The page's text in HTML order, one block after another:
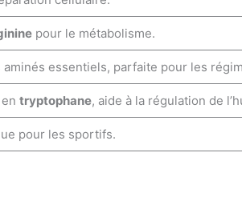
pour le métabolisme.
essentiels, parfaite pour les
tryptophane, aide à la régulation de
pour les sportifs.